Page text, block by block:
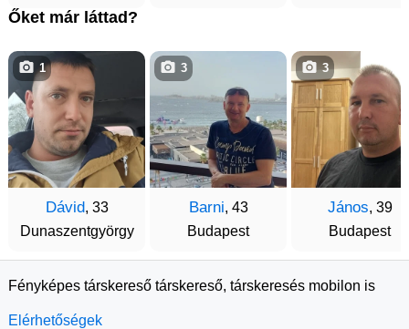
Őket már láttad?
Dávid, 33
Dunaszentgyörgy
1
Barni, 43
Budapest
3
János, 39
Budapest
3
Fényképes társkereső társkereső, társkeresés mobilon is
Elérhetőségek